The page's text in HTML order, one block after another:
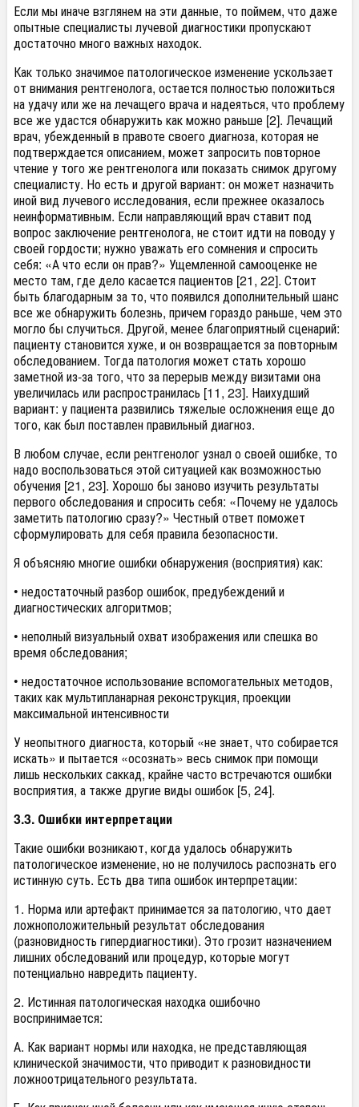
Если мы иначе взглянем на эти данные, то поймем, что даже
опытные специалисты лучевой диагностики пропускают
достаточно много важных находок.
Как только значимое патологическое изменение ускользает
от внимания рентгенолога, остается полностью положиться
на удачу или же на лечащего врача и надеяться, что проблему
все же удастся обнаружить как можно раньше [2]. Лечащий
врач, убежденный в правоте своего диагноза, которая не
подтверждается описанием, может запросить повторное
чтение у того же рентгенолога или показать снимок другому
специалисту. Но есть и другой вариант: он может назначить
иной вид лучевого исследования, если прежнее оказалось
неинформативным. Если направляющий врач ставит под
вопрос заключение рентгенолога, не стоит идти на поводу у
своей гордости; нужно уважать его сомнения и спросить
себя: «А что если он прав?» Ущемленной самооценке не
место там, где дело касается пациентов [21, 22]. Стоит
быть благодарным за то, что появился дополнительный шанс
все же обнаружить болезнь, причем гораздо раньше, чем это
могло бы случиться. Другой, менее благоприятный сценарий:
пациенту становится хуже, и он возвращается за повторным
обследованием. Тогда патология может стать хорошо
заметной из-за того, что за перерыв между визитами она
увеличилась или распространилась [11, 23]. Наихудший
вариант: у пациента развились тяжелые осложнения еще до
того, как был поставлен правильный диагноз.
В любом случае, если рентгенолог узнал о своей ошибке, то
надо воспользоваться этой ситуацией как возможностью
обучения [21, 23]. Хорошо бы заново изучить результаты
первого обследования и спросить себя: «Почему не удалось
заметить патологию сразу?» Честный ответ поможет
сформулировать для себя правила безопасности.
Я объясняю многие ошибки обнаружения (восприятия) как:
• недостаточный разбор ошибок, предубеждений и
диагностических алгоритмов;
• неполный визуальный охват изображения или спешка во
время обследования;
• недостаточное использование вспомогательных методов,
таких как мультипланарная реконструкция, проекции
максимальной интенсивности
У неопытного диагноста, который «не знает, что собирается
искать» и пытается «осознать» весь снимок при помощи
лишь нескольких саккад, крайне часто встречаются ошибки
восприятия, а также другие виды ошибок [5, 24].
3.3. Ошибки интерпретации
Такие ошибки возникают, когда удалось обнаружить
патологическое изменение, но не получилось распознать его
истинную суть. Есть два типа ошибок интерпретации:
1. Норма или артефакт принимается за патологию, что дает
ложноположительный результат обследования
(разновидность гипердиагностики). Это грозит назначением
лишних обследований или процедур, которые могут
потенциально навредить пациенту.
2. Истинная патологическая находка ошибочно
воспринимается:
А. Как вариант нормы или находка, не представляющая
клинической значимости, что приводит к разновидности
ложноотрицательного результата.